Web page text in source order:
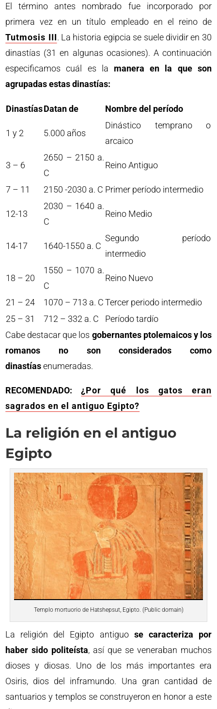
El término antes nombrado fue incorporado por
primera vez en un título empleado en el reino de
Tutmosis III. La historia egipcia se suele dividir en 30
dinastías (31 en algunas ocasiones). A continuación
especificamos cuál es la manera en la que son
agrupadas estas dinastías:
DinastíasDatan de Nombre del período
1 y 2 5.000 años
Dinástico temprano o
arcaico
3 – 6
2650 – 2150 a.
C
Reino Antiguo
7 – 11 2150 -2030 a. C Primer período intermedio
12-13
2030 – 1640 a.
C
Reino Medio
14-17 1640-1550 a. C
Segundo período
intermedio
18 – 20
1550 – 1070 a.
C
Reino Nuevo
21 – 24 1070 – 713 a. C Tercer periodo intermedio
25 – 31
712 – 332 a. C
Período tardío
Cabe destacar que los gobernantes ptolemaicos y los
romanos no son considerados como
dinastíasenumeradas.
RECOMENDADO:¿Por qué los gatos eran
sagrados en el antiguo Egipto?
La religión en el antiguo
Egipto
Templo mortuorio de Hatshepsut, Egipto. (Public domain)
La religión del Egipto antiguo se caracteriza por
haber sido politeísta, así que se veneraban muchos
dioses y diosas. Uno de los más importantes era
Osiris, dios del inframundo. Una gran cantidad de
santuarios y templos se construyeron en honor a este